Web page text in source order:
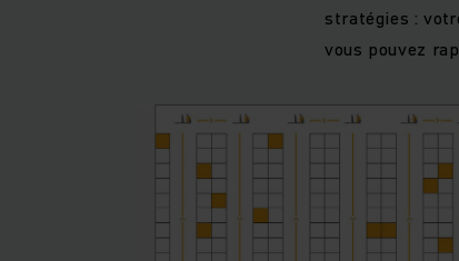
stratégies :
vous pouvez